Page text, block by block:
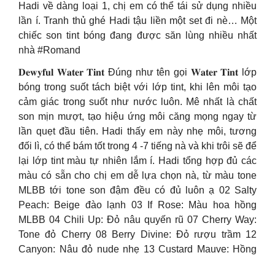
Hadi về dàng loại 1, chị em có thể tái sử dụng nhiều
lần í. Tranh thủ ghé Hadi tậu liền một set đi nè… Một
chiếc son tint bóng đang được săn lùng nhiều nhất
nhà #Romand
𝐃𝐞𝐰𝐲𝐟𝐮𝐥 𝐖𝐚𝐭𝐞𝐫 𝐓𝐢𝐧𝐭 Đúng như tên gọi 𝐖𝐚𝐭𝐞𝐫 𝐓𝐢𝐧𝐭 lớp
bóng trong suốt tách biệt với lớp tint, khi lên môi tạo
cảm giác trong suốt như nước luôn. Mê nhất là chất
son mịn mượt, tạo hiệu ứng môi căng mọng ngay từ
lần quẹt đầu tiên. Hadi thấy em này nhẹ môi, tương
đối lì, có thể bám tốt trong 4 -7 tiếng nà và khi trôi sẽ để
lại lớp tint màu tự nhiên lắm í. Hadi tổng hợp đủ các
màu có sẵn cho chị em dễ lựa chọn nà, từ màu tone
MLBB tới tone son đậm đều có đủ luôn ạ 02 Salty
Peach: Beige đào lạnh 03 If Rose: Màu hoa hồng
MLBB 04 Chili Up: Đỏ nâu quyến rũ 07 Cherry Way:
Tone đỏ Cherry 08 Berry Divine: Đỏ rượu trầm 12
Canyon: Nâu đỏ nude nhẹ 13 Custard Mauve: Hồng